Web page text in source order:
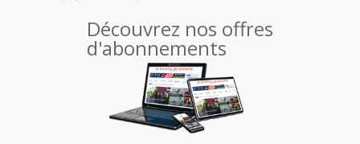
Découvrez nos offres
d'abonnements